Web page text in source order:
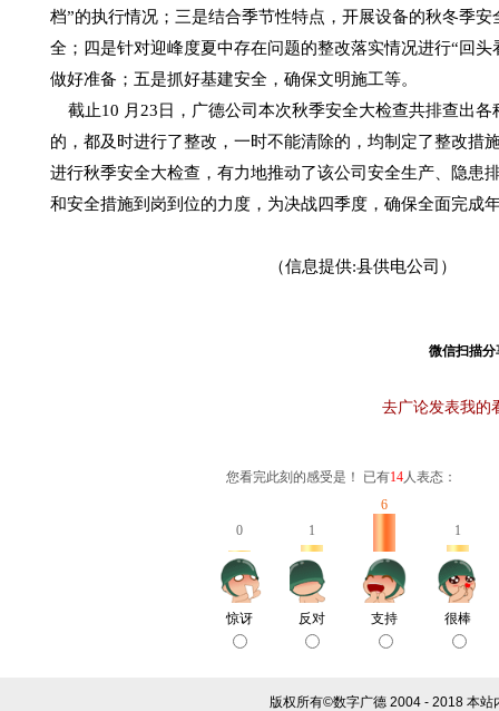
档”的执行情况；三是结合季节性特点，开展设备的秋冬季
全；四是针对迎峰度夏中存在问题的整改落实情况进行“回
做好准备；五是抓好基建安全，确保文明施工等。
截止10 月23日，广德公司本次秋季安全大检查共排查出
的，都及时进行了整改，一时不能清除的，均制定了整改措
进行秋季安全大检查，有力地推动了该公司安全生产、隐患
和安全措施到岗到位的力度，为决战四季度，确保全面完成
（信息提供:县供电公司）
微信扫描
去广论发表我的
您看完此刻的感受是！ 已有14人表态：
0 1
6
1
惊讶 反对 支持 很棒
版权所有©数字广德 2004 - 2018 本站